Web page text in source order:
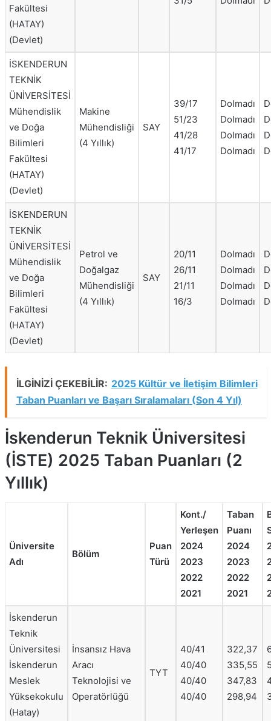
Fakültesi
(HATAY)
(Devlet)
İSKENDERUN
TEKNİK
ÜNİVERSİTESİ
Mühendislik
ve Doğa
Bilimleri
Fakültesi
(HATAY)
(Devlet)
Makine
Mühendisliği
(4 Yıllık)
SAY
39/17
51/23
41/28
41/17
Dolmadı
Dolmadı
Dolmadı
Dolmadı
İSKENDERUN
TEKNİK
ÜNİVERSİTESİ
Mühendislik
ve Doğa
Bilimleri
Fakültesi
(HATAY)
(Devlet)
Petrol ve
Doğalgaz
Mühendisliği
(4 Yıllık)
SAY
20/11
26/11
21/11
16/3
Dolmadı
Dolmadı
Dolmadı
Dolmadı
İLGİNİZİ ÇEKEBİLİR: 2025 Kültür ve İletişim Bilimleri
Taban Puanları ve Başarı Sıralamaları (Son 4 Yıl)
İskenderun Teknik Üniversitesi
(İSTE) 2025 Taban Puanları (2
Yıllık)
Üniversite
Adı
Bölüm
Puan
Türü
Kont./
Yerleşen
2024
2023
2022
2021
Taban
Puanı
2024
2023
2022
2021
İskenderun
Teknik
Üniversitesi
İskenderun
Meslek
Yüksekokulu
(Hatay)
İnsansız Hava
Aracı
Teknolojisi ve
Operatörlüğü
TYT
40/41
40/40
40/40
40/40
322,37
335,55
347,83
298,94